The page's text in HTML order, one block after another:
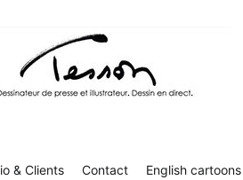
& Clients Contact English cartoons